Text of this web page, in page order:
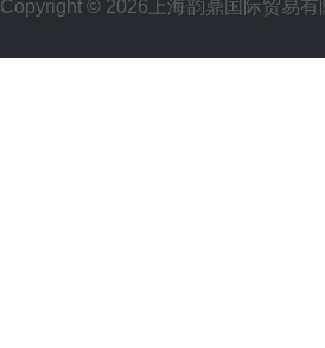
Copyright © 2026上海韵鼎国际贸易